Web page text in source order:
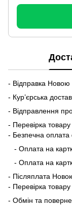
- Відправка
- Кур’єрська
- Відправлення
- Перевірка
- Безпечна оплата
- Оплата на
- Оплата на
- Післяплата
- Перевірка
- Обмін та